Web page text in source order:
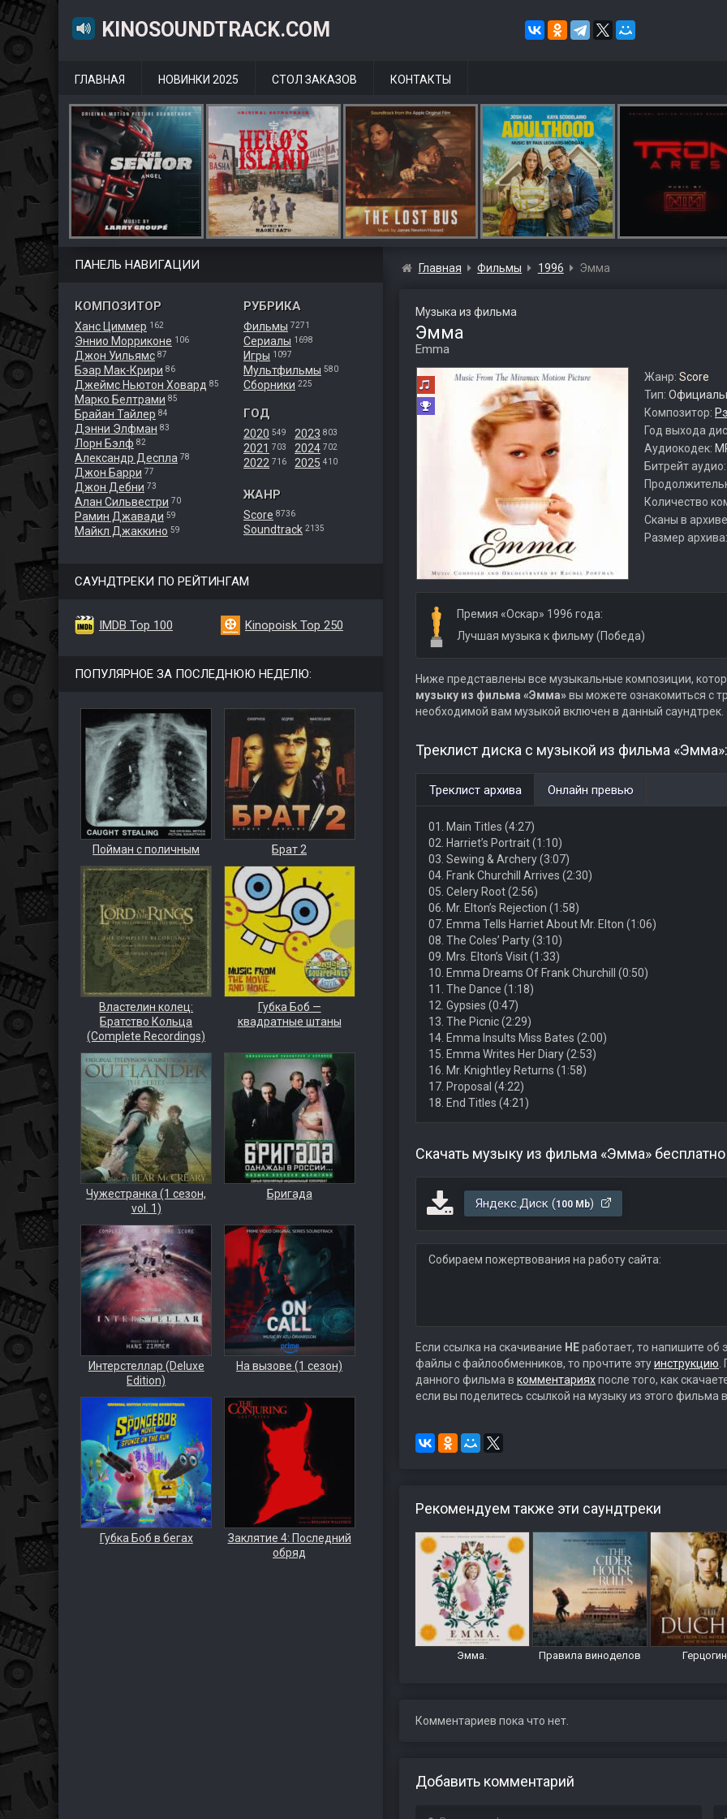
KINOSOUNDTRACK.COM
ГЛАВНАЯ НОВИНКИ 2025 СТОЛ ЗАКАЗОВ КОНТАКТЫ
ПАНЕЛЬ НАВИГАЦИИ
КОМПОЗИТОР
Ханс Циммер 162
Эннио Морриконе 106
Джон Уильямс 87
Бэар Мак-Крири 86
Джеймс Ньютон Ховард 85
Марко Белтрами 85
Брайан Тайлер 84
Дэнни Элфман 83
Лорн Бэлф 82
Александр Деспла 78
Джон Барри 77
Джон Дебни 73
Алан Сильвестри 70
Рамин Джавади 59
Майкл Джаккино 59
РУБРИКА
Фильмы 7271
Сериалы 1698
Игры 1097
Мультфильмы 580
Сборники 225
ГОД
2020 549
2021 703
2022 716
2023 803
2024 702
2025 410
ЖАНР
Score 8736
Soundtrack 2135
САУНДТРЕКИ ПО РЕЙТИНГАМ
IMDB Top 100 Kinopoisk Top 250
ПОПУЛЯРНОЕ ЗА ПОСЛЕДНЮЮ НЕДЕЛЮ:
Пойман с поличным Брат 2
Властелин колец:
Братство Кольца
(Complete Recordings)
Губка Боб —
квадратные штаны
Чужестранка (1 сезон,
vol. 1)
Бригада
Интерстеллар (Deluxe
Edition)
На вызове (1 сезон)
Губка Боб в бегах
Заклятие 4: Последний
обряд
Главная Фильмы 1996 Эмма
Музыка из фильма
Эмма
Emma
Жанр: Score
Тип:
Композитор:
Год выхода
Аудиокодек:
Битрейт
Количество
Сканы в
Размер
Премия «Оскар» 1996 года:
Лучшая музыка к фильму (Победа)
Ниже представлены все музыкальные композиции,
музыку из фильма «Эмма»вы можете ознакомиться с
необходимой вам музыкой включен в данный саундтрек.
Треклист диска с музыкой из фильма «Эмма»:
Треклист архива Онлайн превью
01. Main Titles (4:27)
02. Harriet’s Portrait (1:10)
03. Sewing & Archery (3:07)
04. Frank Churchill Arrives (2:30)
05. Celery Root (2:56)
06. Mr. Elton’s Rejection (1:58)
07. Emma Tells Harriet About Mr. Elton (1:06)
08. The Coles’ Party (3:10)
09. Mrs. Elton’s Visit (1:33)
10. Emma Dreams Of Frank Churchill (0:50)
11. The Dance (1:18)
12. Gypsies (0:47)
13. The Picnic (2:29)
14. Emma Insults Miss Bates (2:00)
15. Emma Writes Her Diary (2:53)
16. Mr. Knightley Returns (1:58)
17. Proposal (4:22)
18. End Titles (4:21)
Скачать музыку из фильма «Эмма» бесплатно
Яндекс.Диск (100 Mb)
Собираем пожертвования на работу сайта:
Если ссылка на скачивание НЕработает, то напишите об
файлы с файлообменников, то прочтите этуинструкцию
данного фильма в комментарияхпосле того, как
если вы поделитесь ссылкой на музыку из этого фильма
Рекомендуем также эти саундтреки
Эмма. Правила виноделов
Комментариев пока что нет.
Добавить комментарий